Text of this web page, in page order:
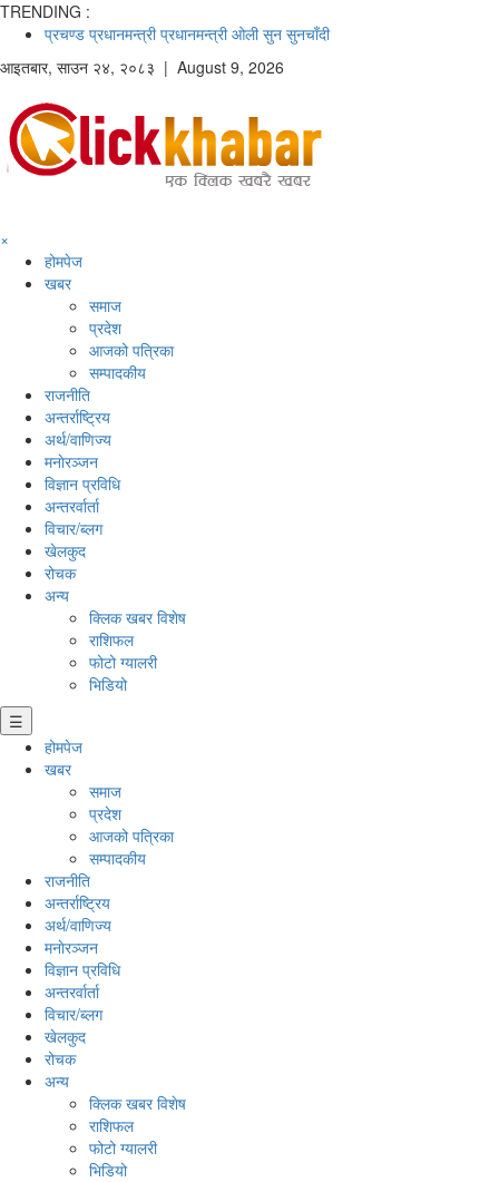
TRENDING :
प्रचण्ड प्रधानमन्त्री प्रधानमन्त्री ओली सुन सुनचाँदी
आइतबार, साउन २४, २०८३ | August 9, 2026
×
होमपेज
खबर
समाज
प्रदेश
आजको पत्रिका
सम्पादकीय
राजनीति
अन्तर्राष्ट्रिय
अर्थ/वाणिज्य
मनाेरञ्जन
विज्ञान प्रविधि
अन्तरर्वार्ता
विचार/ब्लग
खेलकुद
रोचक
अन्य
क्लिक खबर विशेष
राशिफल
फोटो ग्यालरी
भिडियो
☰
होमपेज
खबर
समाज
प्रदेश
आजको पत्रिका
सम्पादकीय
राजनीति
अन्तर्राष्ट्रिय
अर्थ/वाणिज्य
मनाेरञ्जन
विज्ञान प्रविधि
अन्तरर्वार्ता
विचार/ब्लग
खेलकुद
रोचक
अन्य
क्लिक खबर विशेष
राशिफल
फोटो ग्यालरी
भिडियो